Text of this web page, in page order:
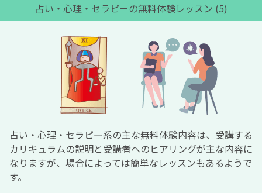
占い・心理・セラピーの無料体験レッスン (5)
占い・心理・セラピー系の主な無料体験内容は、受講する
カリキュラムの説明と受講者へのヒアリングが主な内容に
なりますが、場合によっては簡単なレッスンもあるようで
す。